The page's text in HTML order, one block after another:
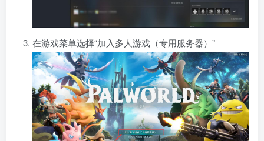
在游戏菜单选择“加入多人游戏（专用服务器）”